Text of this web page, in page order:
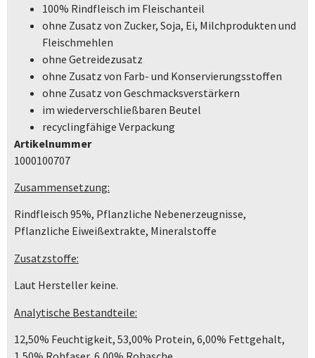
100% Rindfleisch im Fleischanteil
ohne Zusatz von Zucker, Soja, Ei, Milchprodukten und
Fleischmehlen
ohne Getreidezusatz
ohne Zusatz von Farb- und Konservierungsstoffen
ohne Zusatz von Geschmacksverstärkern
im wiederverschließbaren Beutel
recyclingfähige Verpackung
Artikelnummer
1000100707
Zusammensetzung:
Rindfleisch 95%, Pflanzliche Nebenerzeugnisse,
Pflanzliche Eiweißextrakte, Mineralstoffe
Zusatzstoffe:
Laut Hersteller keine.
Analytische Bestandteile:
12,50% Feuchtigkeit, 53,00% Protein, 6,00% Fettgehalt,